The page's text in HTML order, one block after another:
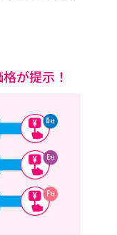
が提示！